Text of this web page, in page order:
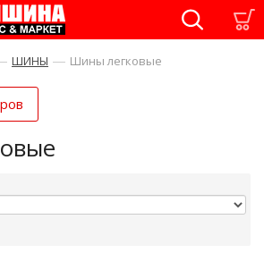
ШИНЫ — Шины легковые